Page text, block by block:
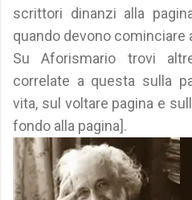
scrittori dinanzi alla
quando devono cominciare
Su Aforismario trovi
correlate a questa sulla
vita, sul voltare pagina e
fondo alla pagina].